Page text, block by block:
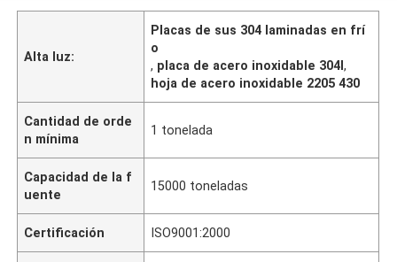
Alta luz:
Placas de sus 304 laminadas en frí
o
, placa de acero inoxidable 304l,
hoja de acero inoxidable 2205 430
Cantidad de orde
n mínima
1 tonelada
Capacidad de la f
uente
15000 toneladas
Certificación ISO9001:2000